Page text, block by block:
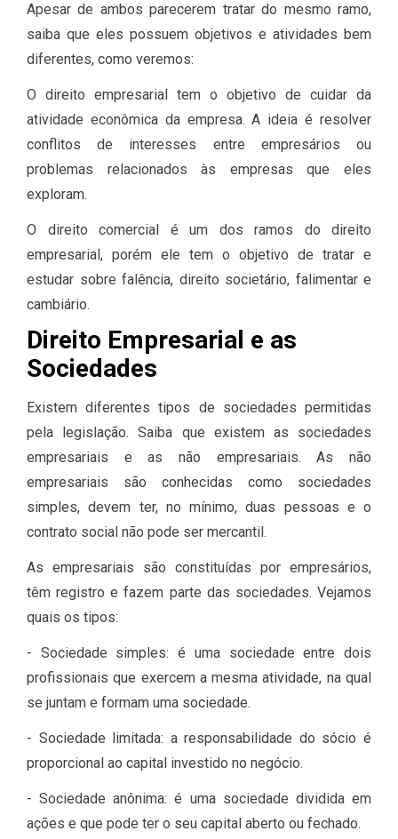
Apesar de ambos parecerem tratar do mesmo ramo,
saiba que eles possuem objetivos e atividades bem
diferentes, como veremos:
O direito empresarial tem o objetivo de cuidar da
atividade econômica da empresa. A ideia é resolver
conflitos de interesses entre empresários ou
problemas relacionados às empresas que eles
exploram.
O direito comercial é um dos ramos do direito
empresarial, porém ele tem o objetivo de tratar e
estudar sobre falência, direito societário, falimentar e
cambiário.
Direito Empresarial e as
Sociedades
Existem diferentes tipos de sociedades permitidas
pela legislação. Saiba que existem as sociedades
empresariais e as não empresariais. As não
empresariais são conhecidas como sociedades
simples, devem ter, no mínimo, duas pessoas e o
contrato social não pode ser mercantil.
As empresariais são constituídas por empresários,
têm registro e fazem parte das sociedades. Vejamos
quais os tipos:
- Sociedade simples: é uma sociedade entre dois
profissionais que exercem a mesma atividade, na qual
se juntam e formam uma sociedade.
- Sociedade limitada: a responsabilidade do sócio é
proporcional ao capital investido no negócio.
- Sociedade anônima: é uma sociedade dividida em
ações e que pode ter o seu capital aberto ou fechado.